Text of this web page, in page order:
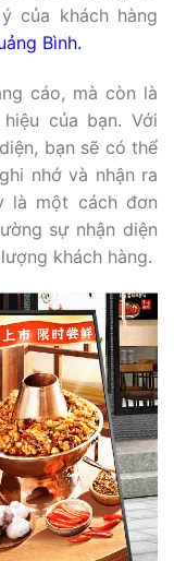
của khách hàng
Bình.
cáo, mà còn là
của bạn. Với
bạn sẽ có thể
nhớ và nhận ra
là một cách đơn
sự nhận diện
khách hàng.